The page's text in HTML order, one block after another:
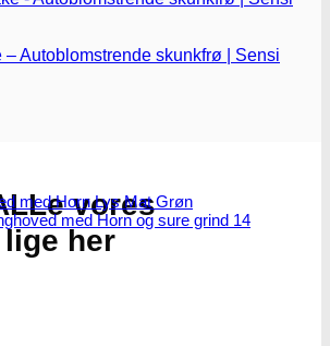
vores
her
– Autoblomstrende skunkfrø | Sensi